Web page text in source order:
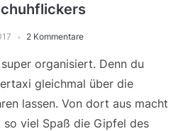
2 Kommentare
organisiert. Denn du
gleichmal über die
lassen. Von dort aus macht
viel Spaß die Gipfel des